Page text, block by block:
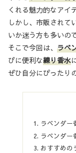
くれる魅力的なアイ
しかし、市販されて
いか迷う方も多いの
そこで今回は、 ラベ
びに便利な練り香水
ぜひ自分にぴったり
ラベンダー
ラベンダー
おすすめの